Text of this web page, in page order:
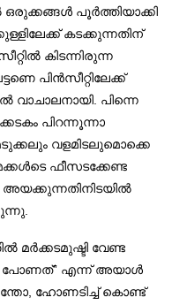
പൂർത്തിയാക്കി
കടക്കുന്നതിന്
കിടന്നിരുന്ന
പിൻസീറ്റിലേക്ക്
വാചാലനായി. പിന്നെ
പിറന്നൂന്നാ
വളമിടലുമൊക്കെ
ഫീസടക്കേണ്ട
മർക്കടമുഷ്ടി വേണ്ട
പോണത്” എന്ന് അയാൾ
ഹോണടിച്ച് കൊണ്ട്